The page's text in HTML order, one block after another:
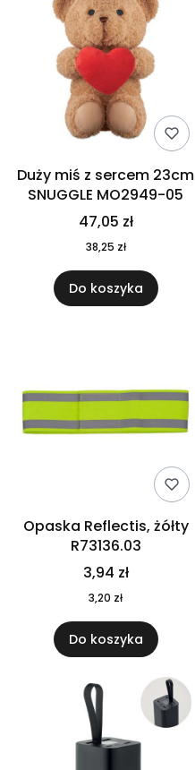
Duży miś z sercem 23cm
SNUGGLE MO2949-05
47,05 zł
38,25 zł
Do koszyka
Opaska Reflectis, żółty
R73136.03
3,94 zł
3,20 zł
Do koszyka